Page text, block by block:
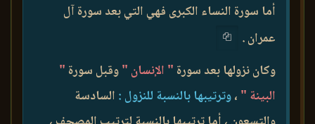
أما سورة النساء الكبرى فهي التي بعد سورة آل
عمران .
وكان نزولها بعد سورة " الإنسان "وقبل سورة "
البينة " ،وترتيبها بالنسبة للنزول : السادسة